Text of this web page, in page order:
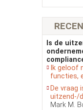
Is de
Ik geloof
functies,
De vraag
uitzend-/
Mark M.